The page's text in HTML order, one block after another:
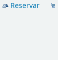
Reservar